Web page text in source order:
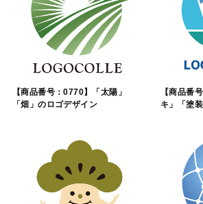
【商品番号：0770】「太陽」
「畑」のロゴデザイン
【商品番
キ」「塗